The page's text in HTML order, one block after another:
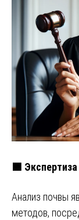
🟩
Анализ почвы
методов,